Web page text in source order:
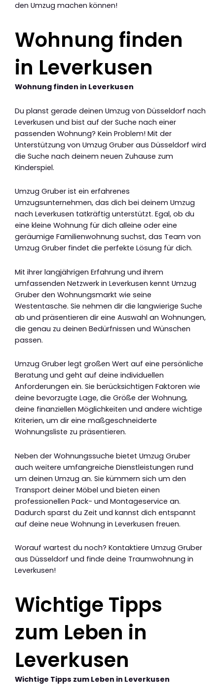
den Umzug machen können!
Wohnung finden
in Leverkusen
Wohnung finden in Leverkusen
Du planst gerade deinen Umzug von Düsseldorf nach
Leverkusen und bist auf der Suche nach einer
passenden Wohnung? Kein Problem! Mit der
Unterstützung von Umzug Gruber aus Düsseldorf wird
die Suche nach deinem neuen Zuhause zum
Kinderspiel.
Umzug Gruber ist ein erfahrenes
Umzugsunternehmen, das dich bei deinem Umzug
nach Leverkusen tatkräftig unterstützt. Egal, ob du
eine kleine Wohnung für dich alleine oder eine
geräumige Familienwohnung suchst, das Team von
Umzug Gruber findet die perfekte Lösung für dich.
Mit ihrer langjährigen Erfahrung und ihrem
umfassenden Netzwerk in Leverkusen kennt Umzug
Gruber den Wohnungsmarkt wie seine
Westentasche. Sie nehmen dir die langwierige Suche
ab und präsentieren dir eine Auswahl an Wohnungen,
die genau zu deinen Bedürfnissen und Wünschen
passen.
Umzug Gruber legt großen Wert auf eine persönliche
Beratung und geht auf deine individuellen
Anforderungen ein. Sie berücksichtigen Faktoren wie
deine bevorzugte Lage, die Größe der Wohnung,
deine finanziellen Möglichkeiten und andere wichtige
Kriterien, um dir eine maßgeschneiderte
Wohnungsliste zu präsentieren.
Neben der Wohnungssuche bietet Umzug Gruber
auch weitere umfangreiche Dienstleistungen rund
um deinen Umzug an. Sie kümmern sich um den
Transport deiner Möbel und bieten einen
professionellen Pack- und Montageservice an.
Dadurch sparst du Zeit und kannst dich entspannt
auf deine neue Wohnung in Leverkusen freuen.
Worauf wartest du noch? Kontaktiere Umzug Gruber
aus Düsseldorf und finde deine Traumwohnung in
Leverkusen!
Wichtige Tipps
zum Leben in
Leverkusen
Wichtige Tipps zum Leben in Leverkusen